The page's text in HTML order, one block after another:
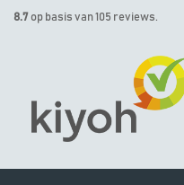
8.7 op basis van 105 reviews.